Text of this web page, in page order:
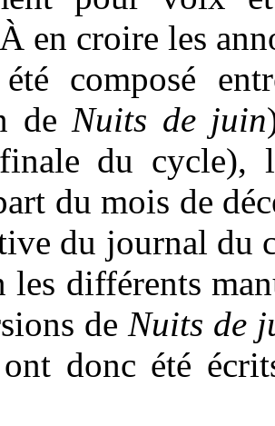
en croire les
composé
deNuits de juin
du cycle),
du mois de
du journal du
les différents
deNuits de
ont donc été